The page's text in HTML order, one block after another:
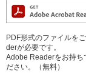
PDF形式のファイルを
derが必要です。
Adobe Readerをお持ち
ださい。（無料）